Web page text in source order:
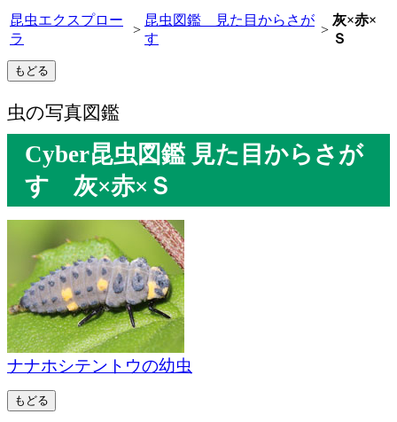
昆虫エクスプロー
ラ
>
昆虫図鑑 見た目からさが
す
>
灰×赤×
Ｓ
虫の写真図鑑
Cyber昆虫図鑑 見た目からさが
す 灰×赤×Ｓ
ナナホシテントウの幼虫